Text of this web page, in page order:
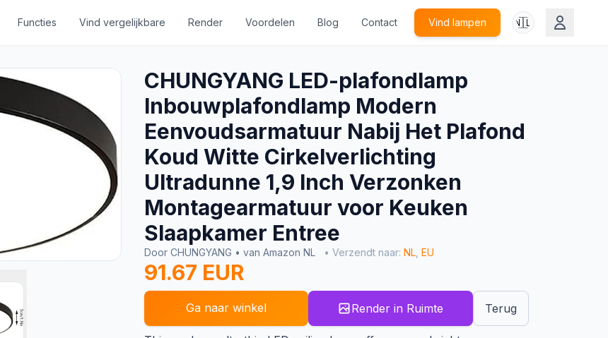
Functies Vind vergelijkbare Render Voordelen Blog Contact Vind lampen 🇳🇱
CHUNGYANG LED-plafondlamp
Inbouwplafondlamp Modern
Eenvoudsarmatuur Nabij Het Plafond
Koud Witte Cirkelverlichting
Ultradunne 1,9 Inch Verzonken
Montagearmatuur voor Keuken
Slaapkamer Entree
Door CHUNGYANG • van Amazon NL • Verzendt naar: NL EU
91.67 EUR
Ga naar winkel Render in Ruimte Terug